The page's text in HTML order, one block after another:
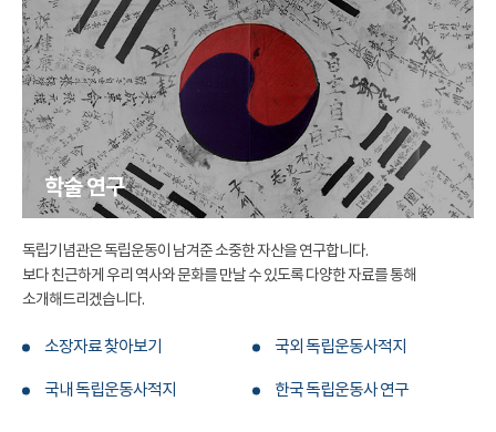
학술 연구
독립기념관은 독립운동이 남겨준 소중한 자산을 연구합니다.
보다 친근하게 우리 역사와 문화를 만날 수 있도록 다양한 자료를 통해
소개해드리겠습니다.
소장자료 찾아보기 국외 독립운동사적지
국내 독립운동사적지 한국 독립운동사 연구